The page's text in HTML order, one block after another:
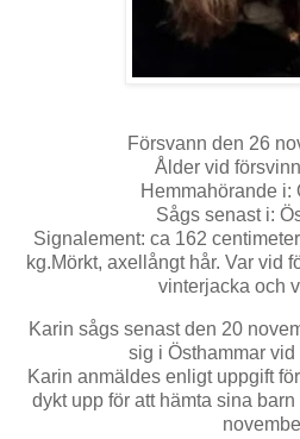
Försvann den 26
Ålder vid
Hemmahörande i:
Sågs senast i:
Signalement: ca 162
kg.Mörkt, axellångt hår. Var vid
vinterjacka och
Karin sågs senast den 20
sig i Östhammar vid
Karin anmäldes enligt uppgift
dykt upp för att hämta sina